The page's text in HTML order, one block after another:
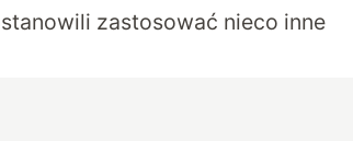
zastosować nieco inne